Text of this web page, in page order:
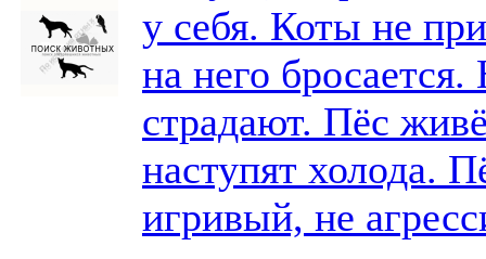
у себя. Коты не
на него
страдают. Пёс
наступят холода.
игривый, не